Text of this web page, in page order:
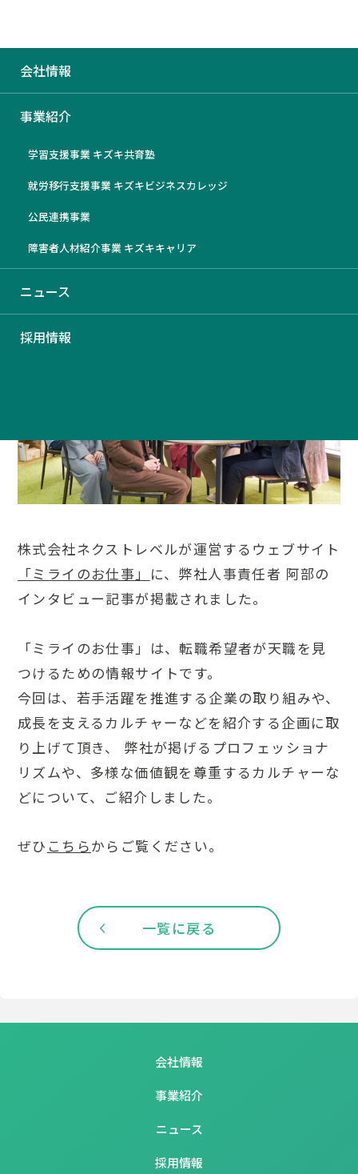
会社情報
事業紹介
学習支援事業 キズキ共育塾
就労移行支援事業 キズキビジネスカレッジ
公民連携事業
障害者人材紹介事業 キズキキャリア
ニュース
採用情報
ウェブサイト「ミライのお仕
事」に弊社社員のインタビュー
記事が掲載されました
（2023/7/11）
2023/7/18
株式会社ネクストレベルが運営するウェブサイト
「ミライのお仕事」 に、弊社人事責任者 阿部の
インタビュー記事が掲載されました。
「ミライのお仕事」は、転職希望者が天職を見
つけるための情報サイトです。
今回は、若手活躍を推進する企業の取り組みや、
成長を支えるカルチャーなどを紹介する企画に取
り上げて頂き、 弊社が掲げるプロフェッショナ
リズムや、多様な価値観を尊重するカルチャーな
どについて、ご紹介しました。
ぜひ こちらからご覧ください。
一覧に戻る
会社情報
事業紹介
ニュース
採用情報